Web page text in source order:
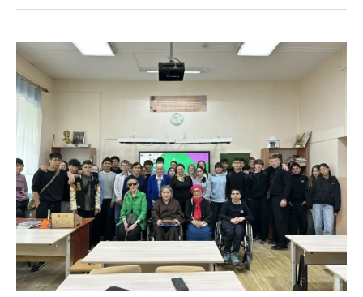
n
o
kl
as
s
ni
ki
e
gr
a
m
er at
s
A
p
p
Родина
это,
где
хорошо,
тепло
и
где
тебя
ждут…